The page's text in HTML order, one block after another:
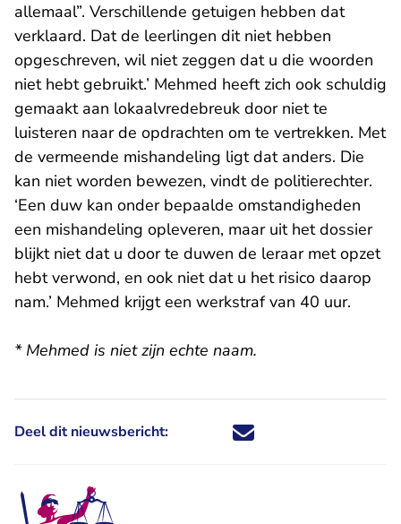
allemaal”. Verschillende getuigen hebben dat
verklaard. Dat de leerlingen dit niet hebben
opgeschreven, wil niet zeggen dat u die woorden
niet hebt gebruikt.’ Mehmed heeft zich ook schuldig
gemaakt aan lokaalvredebreuk door niet te
luisteren naar de opdrachten om te vertrekken. Met
de vermeende mishandeling ligt dat anders. Die
kan niet worden bewezen, vindt de politierechter.
‘Een duw kan onder bepaalde omstandigheden
een mishandeling opleveren, maar uit het dossier
blijkt niet dat u door te duwen de leraar met opzet
hebt verwond, en ook niet dat u het risico daarop
nam.’ Mehmed krijgt een werkstraf van 40 uur.
* Mehmed is niet zijn echte naam.
Deel dit nieuwsbericht: Deel dit nieuwsbericht via X -
Deel dit nieuwsbericht via
Deel dit nieuwsbericht
Deel dit